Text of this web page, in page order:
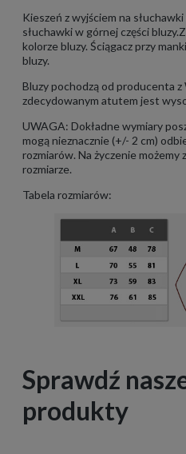
Kieszeń z wyjściem na
słuchawki w górnej części
kolorze bluzy. Ściągacz przy
bluzy.
Bluzy pochodzą od producenta
zdecydowanym atutem jest
UWAGA: Dokładne wymiary
mogą nieznacznie (+/- 2 cm)
rozmiarów. Na życzenie możemy
rozmiarze.
Tabela rozmiarów:
Sprawdź
produkty